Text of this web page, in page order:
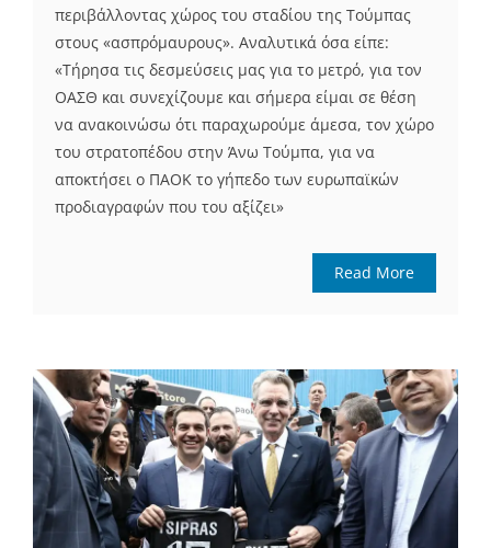
περιβάλλοντας χώρος του σταδίου της Τούμπας
στους «ασπρόμαυρους». Αναλυτικά όσα είπε:
«Τήρησα τις δεσμεύσεις μας για το μετρό, για τον
ΟΑΣΘ και συνεχίζουμε και σήμερα είμαι σε θέση
να ανακοινώσω ότι παραχωρούμε άμεσα, τον χώρο
του στρατοπέδου στην Άνω Τούμπα, για να
αποκτήσει ο ΠΑΟΚ το γήπεδο των ευρωπαϊκών
προδιαγραφών που του αξίζει»
Read More